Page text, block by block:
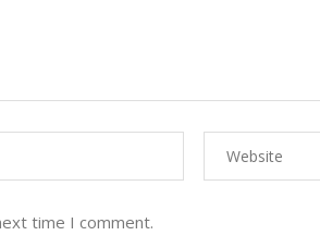
time I comment.